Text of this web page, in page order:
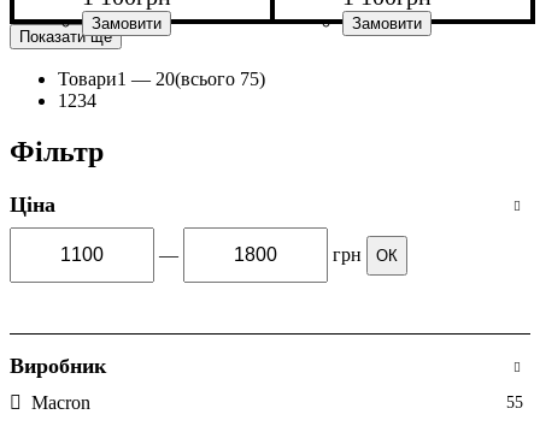
Колір: Зелений
Показати ще
Товари1 — 20(всього 75)
1 234
Фільтр
Ціна
— грн ОК
Виробник
Macron 55